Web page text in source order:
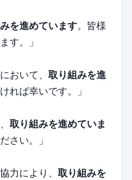
を進めています。皆様
す。」
おいて、 取り組みを進
れば幸いです。」
取り組みを進めていま
さい。」
力により、 取り組みを